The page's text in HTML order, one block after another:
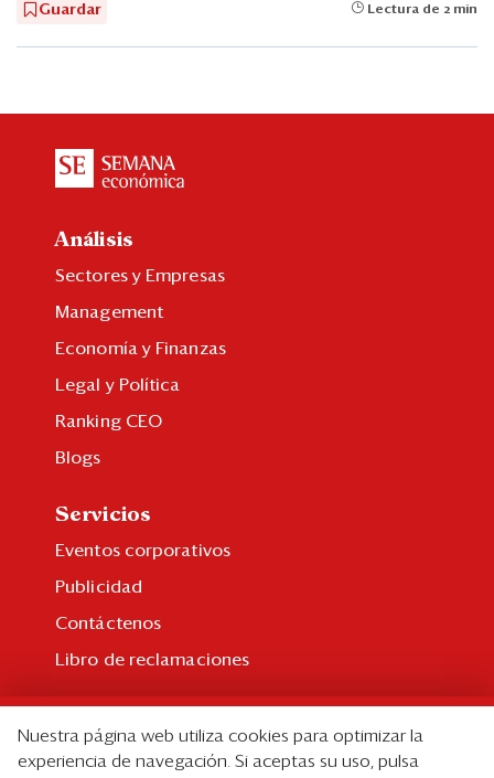
Guardar Lectura de 2 min
Análisis
Sectores y Empresas
Management
Economía y Finanzas
Legal y Política
Ranking CEO
Blogs
Servicios
Eventos corporativos
Publicidad
Contáctenos
Libro de reclamaciones
Suscripción individual
Nuestra página web utiliza cookies para optimizar la
experiencia de navegación. Si aceptas su uso, pulsa